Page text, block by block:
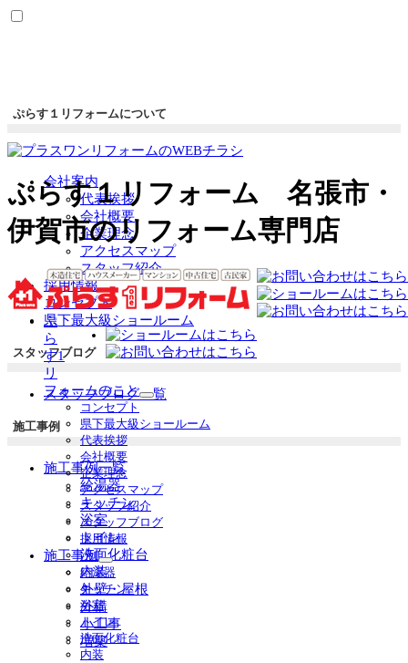
ぷらす１リフォーム 名張市・
伊賀市のリフォーム専門店
ぷ
ら
す1
リ
フォームのこと
サ
ブ
ー
を
展
コンセプト
県下最大級ショールーム
代表挨拶
会社概要
企業理念
アクセスマップ
スタッフ紹介
スタッフブログ
採用情報
施工事例
サ
ブ
メ
ニ
ュ
ー
給湯器
キッチン
浴室
トイレ
洗面化粧台
内装
ぷらす１リフォームについて
会社案内
代表挨拶
会社概要
企業理念
アクセスマップ
スタッフ紹介
採用情報
コンセプト
県下最大級ショールーム
スタッフブログ
スタッフブログ一覧
施工事例
施工事例一覧
給湯器
キッチン
浴室
トイレ
洗面化粧台
内装
外壁・屋根
外構
小工事
増築